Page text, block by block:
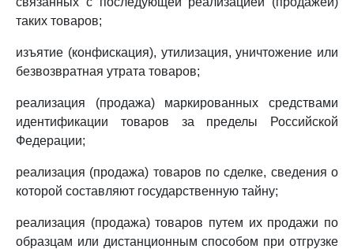
таких товаров;
изъятие (конфискация), утилизация, уничтожение или
безвозвратная утрата товаров;
реализация (продажа) маркированных средствами
идентификации товаров за пределы Российской
Федерации;
реализация (продажа) товаров по сделке, сведения о
которой составляют государственную тайну;
реализация (продажа) товаров путем их продажи по
образцам или дистанционным способом при отгрузке